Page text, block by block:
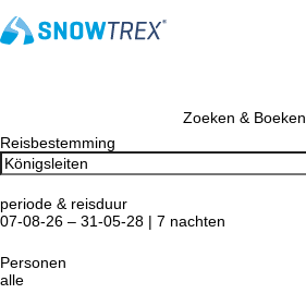
Zoeken & Boeken
Reisbestemming
periode & reisduur
07-08-26 – 31-05-28 | 7 nachten
Personen
alle